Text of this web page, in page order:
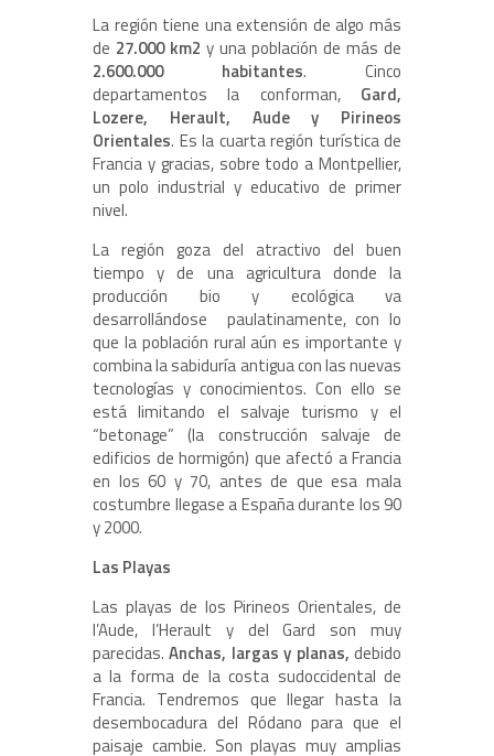
La región tiene una extensión de algo más
de 27.000 km2 y una población de más de
2.600.000 habitantes. Cinco
departamentos la conforman, Gard,
Lozere, Herault, Aude y Pirineos
Orientales. Es la cuarta región turística de
Francia y gracias, sobre todo a Montpellier,
un polo industrial y educativo de primer
nivel.
La región goza del atractivo del buen
tiempo y de una agricultura donde la
producción bio y ecológica va
desarrollándose paulatinamente, con lo
que la población rural aún es importante y
combina la sabiduría antigua con las nuevas
tecnologías y conocimientos. Con ello se
está limitando el salvaje turismo y el
“betonage” (la construcción salvaje de
edificios de hormigón) que afectó a Francia
en los 60 y 70, antes de que esa mala
costumbre llegase a España durante los 90
y 2000.
Las Playas
Las playas de los Pirineos Orientales, de
l’Aude, l’Herault y del Gard son muy
parecidas.Anchas, largas y planas, debido
a la forma de la costa sudoccidental de
Francia. Tendremos que llegar hasta la
desembocadura del Ródano para que el
paisaje cambie. Son playas muy amplias